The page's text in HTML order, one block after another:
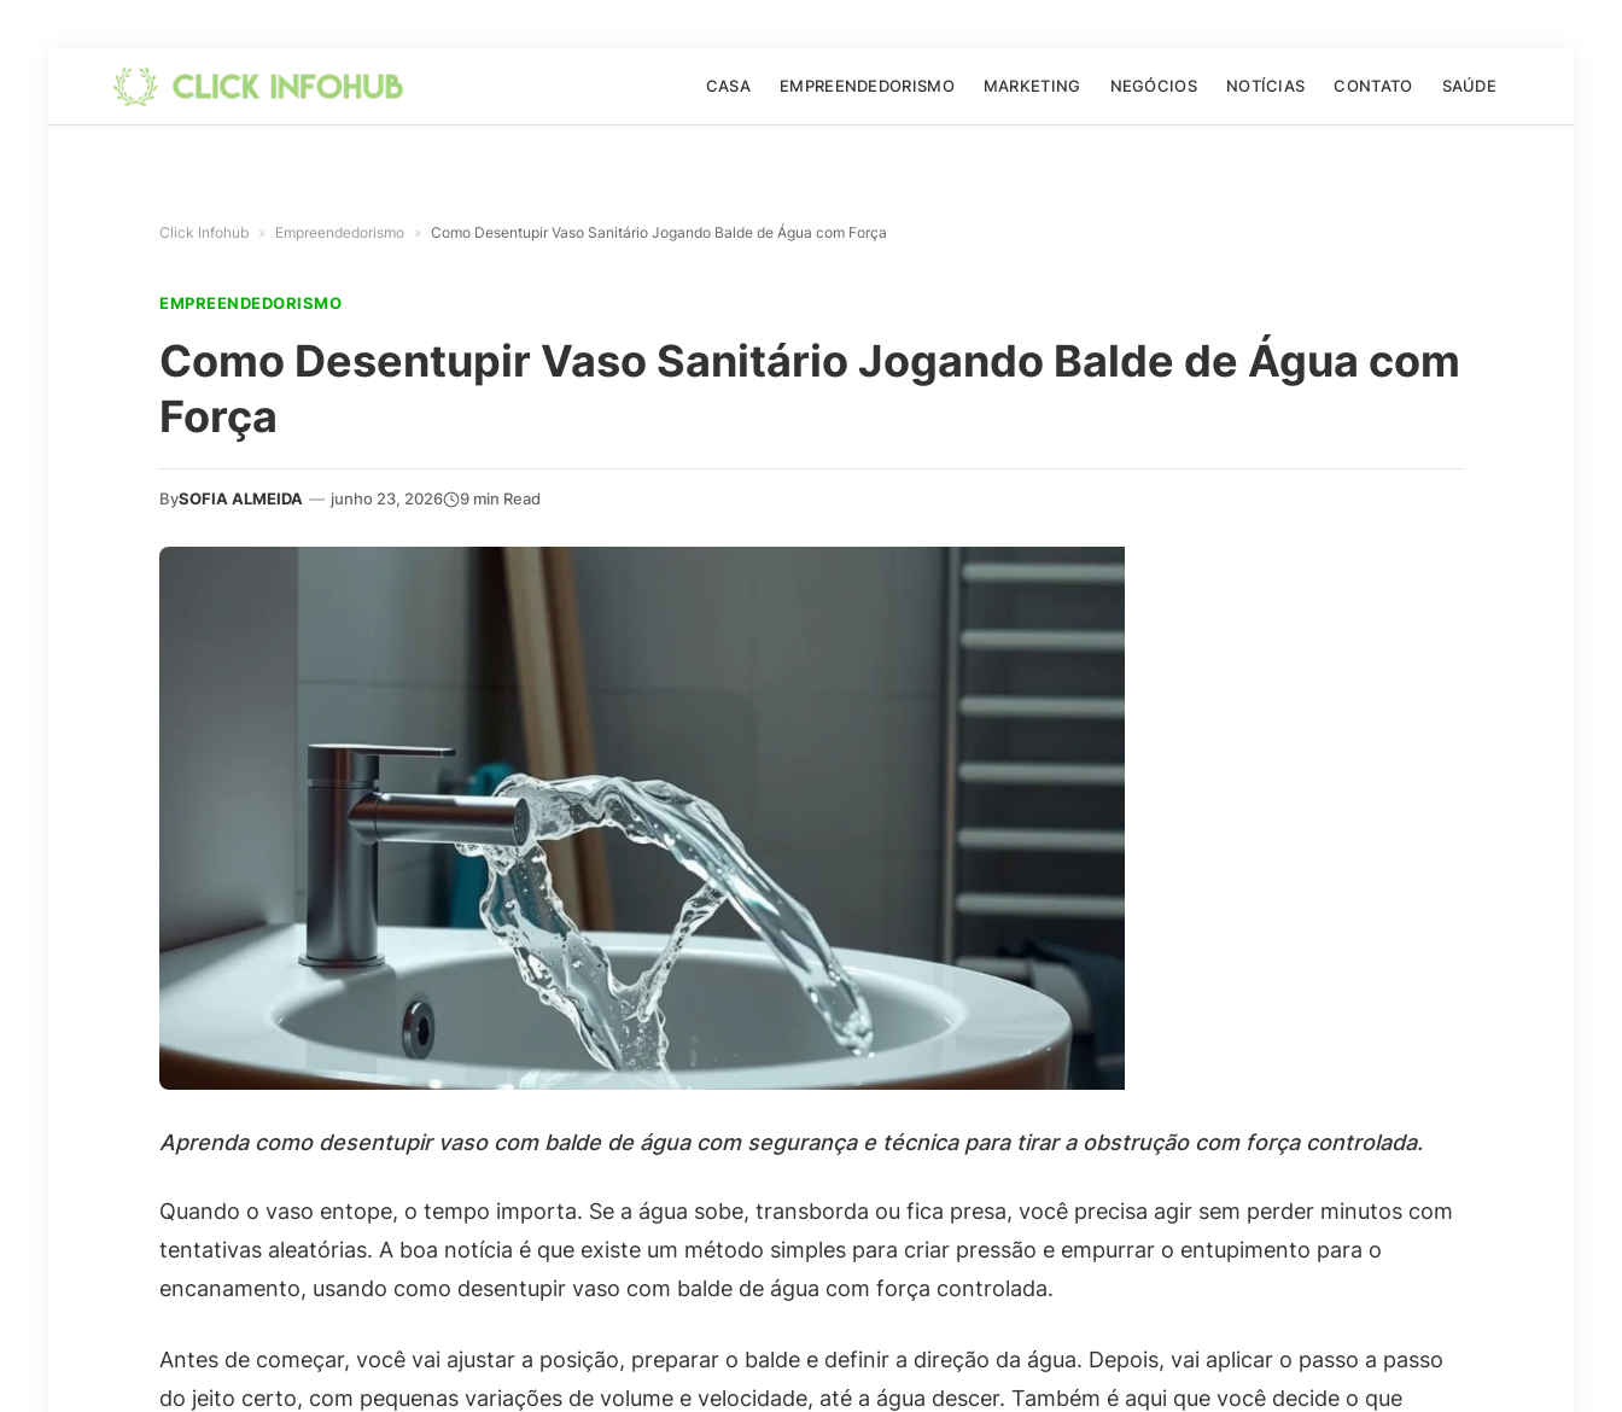
CASA EMPREENDEDORISMO MARKETING NEGÓCIOS NOTÍCIAS CONTATO SAÚDE
Click Infohub » Empreendedorismo » Como Desentupir Vaso Sanitário Jogando Balde de Água com Força
EMPREENDEDORISMO
Como Desentupir Vaso Sanitário Jogando Balde de Água com
Força
BySOFIA ALMEIDA — junho 23, 2026 9 min Read
Aprenda como desentupir vaso com balde de água com segurança e técnica para tirar a obstrução com força controlada.
Quando o vaso entope, o tempo importa. Se a água sobe, transborda ou fica presa, você precisa agir sem perder minutos com
tentativas aleatórias. A boa notícia é que existe um método simples para criar pressão e empurrar o entupimento para o
encanamento, usando como desentupir vaso com balde de água com força controlada.
Antes de começar, você vai ajustar a posição, preparar o balde e definir a direção da água. Depois, vai aplicar o passo a passo
do jeito certo, com pequenas variações de volume e velocidade, até a água descer. Também é aqui que você decide o que